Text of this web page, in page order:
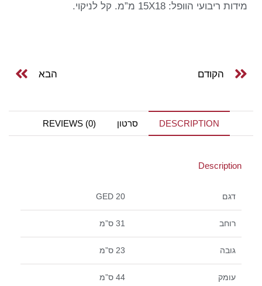
מידות ריבועי הוופל: 15X18 מ”מ. קל לניקוי.
הקודם הבא
DESCRIPTION סרטון REVIEWS (0)
Description
דגם GED 20
רוחב 31 ס”מ
גובה 23 ס”מ
עומק 44 ס”מ